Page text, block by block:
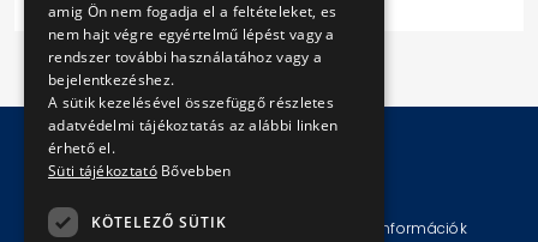
Impresszum Jogi nyilatkozat
Technikai információk
amig Ön nem fogadja el a feltételeket, es
nem hajt végre egyértelmű lépést vagy a
rendszer további használatához vagy a
bejelentkezéshez.
A sütik kezelésével összefüggő részletes
adatvédelmi tájékoztatás az alábbi linken
érhető el.
Süti tájékoztató Bővebben
KÖTELEZŐ SÜTIK